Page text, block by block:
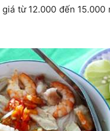
từ 12.000 đến